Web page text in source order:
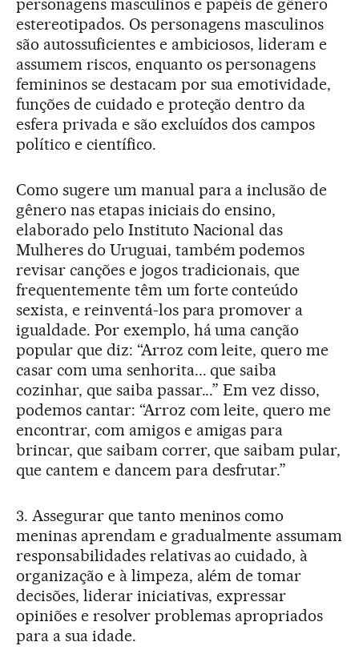
estereotipados. Os personagens masculinos
são autossuficientes e ambiciosos, lideram e
assumem riscos, enquanto os personagens
femininos se destacam por sua emotividade,
funções de cuidado e proteção dentro da
esfera privada e são excluídos dos campos
político e científico.
Como sugere um manual para a inclusão de
gênero nas etapas iniciais do ensino,
elaborado pelo Instituto Nacional das
Mulheres do Uruguai, também podemos
revisar canções e jogos tradicionais, que
frequentemente têm um forte conteúdo
sexista, e reinventá-los para promover a
igualdade. Por exemplo, há uma canção
popular que diz: “Arroz com leite, quero me
casar com uma senhorita... que saiba
cozinhar, que saiba passar...” Em vez disso,
podemos cantar: “Arroz com leite, quero me
encontrar, com amigos e amigas para
brincar, que saibam correr, que saibam pular,
que cantem e dancem para desfrutar.”
3. Assegurar que tanto meninos como
meninas aprendam e gradualmente assumam
responsabilidades relativas ao cuidado, à
organização e à limpeza, além de tomar
decisões, liderar iniciativas, expressar
opiniões e resolver problemas apropriados
para a sua idade.